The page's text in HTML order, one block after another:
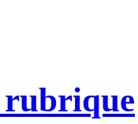
rubrique